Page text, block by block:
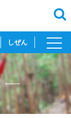
しぜん
toggle